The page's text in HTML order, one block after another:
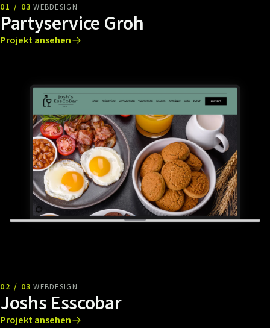
01 / 03 WEBDESIGN
Partyservice Groh
Projekt ansehen
02 / 03 WEBDESIGN
Joshs Esscobar
Projekt ansehen